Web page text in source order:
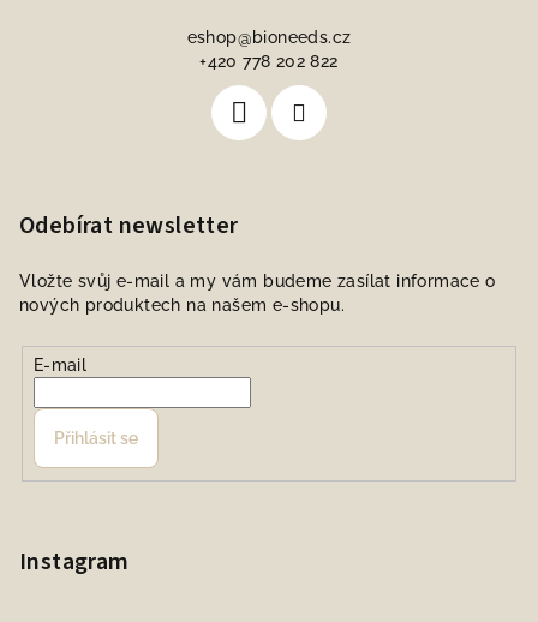
eshop@bioneeds.cz
+420 778 202 822
Odebírat newsletter
Vložte svůj e-mail a my vám budeme zasílat informace o
nových produktech na našem e-shopu.
E-mail
Přihlásit se
Instagram